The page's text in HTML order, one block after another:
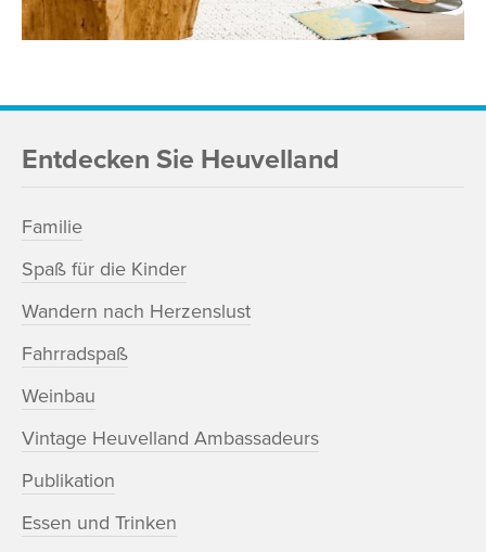
Entdecken Sie Heuvelland
Familie
Spaß für die Kinder
Wandern nach Herzenslust
Fahrradspaß
Weinbau
Vintage Heuvelland Ambassadeurs
Publikation
Essen und Trinken